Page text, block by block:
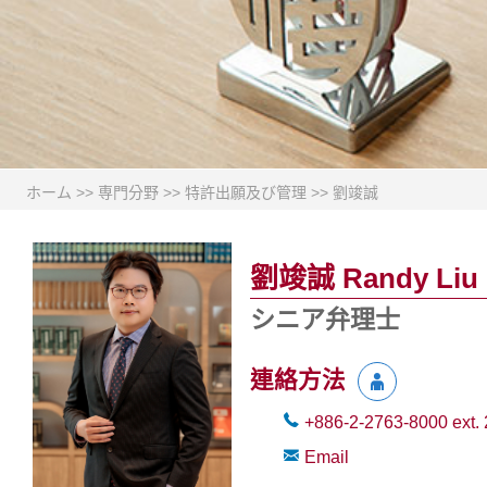
ホーム >> 専門分野 >> 特許出願及び管理 >> 劉竣誠
劉竣誠 Randy Liu
シニア弁理士
連絡方法
+886-2-2763-8000 ext.
Email